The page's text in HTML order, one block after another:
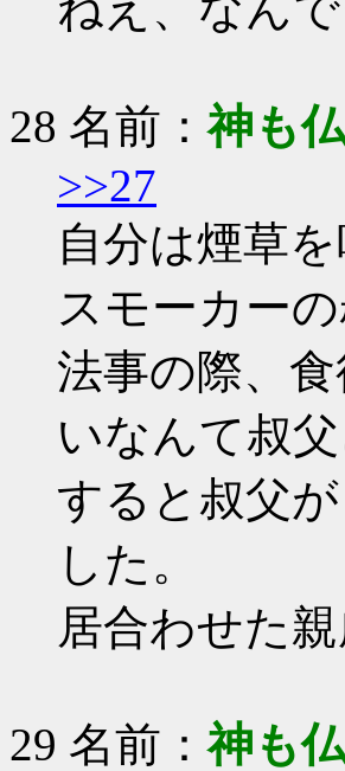
28 名前：神も
>>27
自分は煙草
スモーカー
法事の際、
いなんて叔
すると叔父
した。
居合わせた
29 名前：神も